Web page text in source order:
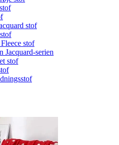
stof
stof
Jacquard-serien
stof